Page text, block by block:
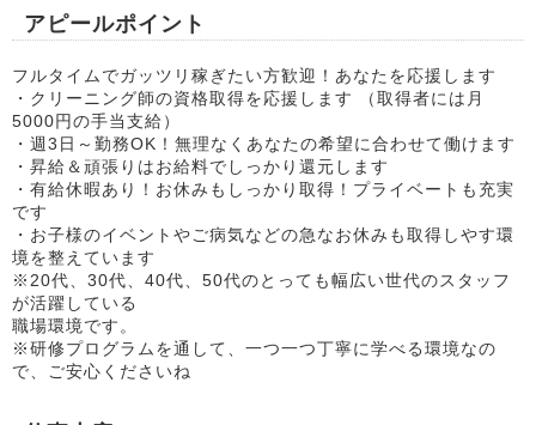
アピールポイント
フルタイムでガッツリ稼ぎたい方歓迎！あなたを応援します
・クリーニング師の資格取得を応援します （取得者には月
5000円の手当支給）
・週3日～勤務OK！無理なくあなたの希望に合わせて働けます
・昇給＆頑張りはお給料でしっかり還元します
・有給休暇あり！お休みもしっかり取得！プライベートも充実
です
・お子様のイベントやご病気などの急なお休みも取得しやす環
境を整えています
※20代、30代、40代、50代のとっても幅広い世代のスタッフ
が活躍している
職場環境です。
※研修プログラムを通して、一つ一つ丁寧に学べる環境なの
で、ご安心くださいね